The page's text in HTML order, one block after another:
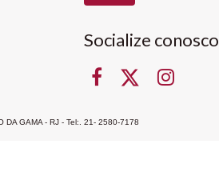
Socialize conosco
GAMA - RJ - Tel:. 21- 2580-7178